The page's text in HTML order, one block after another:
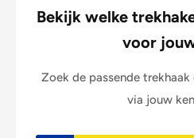
Bekijk welke
voor
Zoek de passende
via jouw